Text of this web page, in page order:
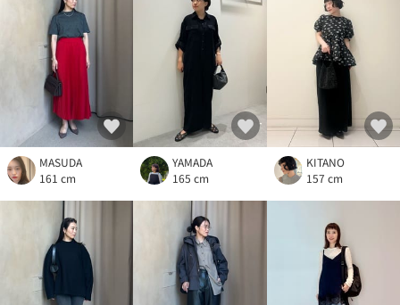
MASUDA
161 cm
YAMADA
165 cm
KITANO
157 cm